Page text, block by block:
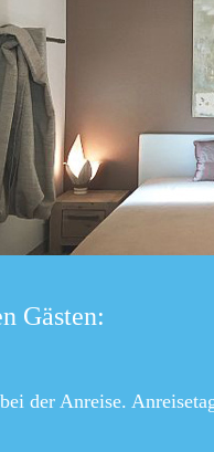
Gästen:
der Anreise.